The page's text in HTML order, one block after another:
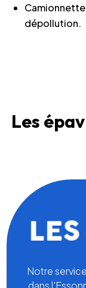
dépollution.
Les
Notre
dans